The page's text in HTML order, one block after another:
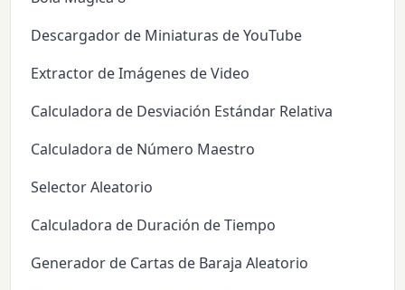
Descargador de Miniaturas de YouTube
Extractor de Imágenes de Video
Calculadora de Desviación Estándar Relativa
Calculadora de Número Maestro
Selector Aleatorio
Calculadora de Duración de Tiempo
Generador de Cartas de Baraja Aleatorio